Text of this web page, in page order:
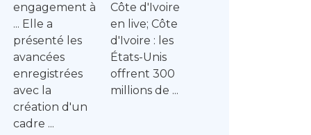
engagement à
... Elle a
présenté les
avancées
enregistrées
avec la
création d'un
cadre ...
Côte d'Ivoire
en live; Côte
d'Ivoire : les
États-Unis
offrent 300
millions de ...